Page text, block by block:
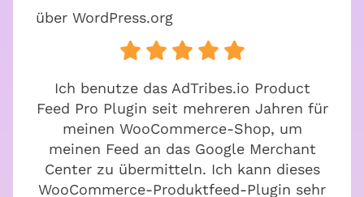
über WordPress.org
Ich benutze das AdTribes.io Product
Feed Pro Plugin seit mehreren Jahren für
meinen WooCommerce-Shop, um
meinen Feed an das Google Merchant
Center zu übermitteln. Ich kann dieses
WooCommerce-Produktfeed-Plugin sehr